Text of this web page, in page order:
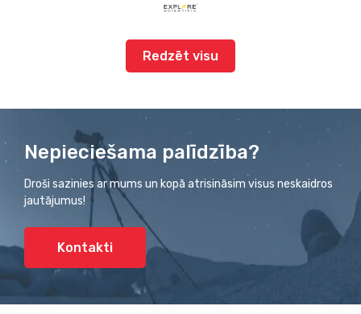
Redzēt visu
Nepieciešama palīdzība?
Droši sazinies ar mums un kopā atrisināsim visus neskaidros
jautājumus!
Kontakti